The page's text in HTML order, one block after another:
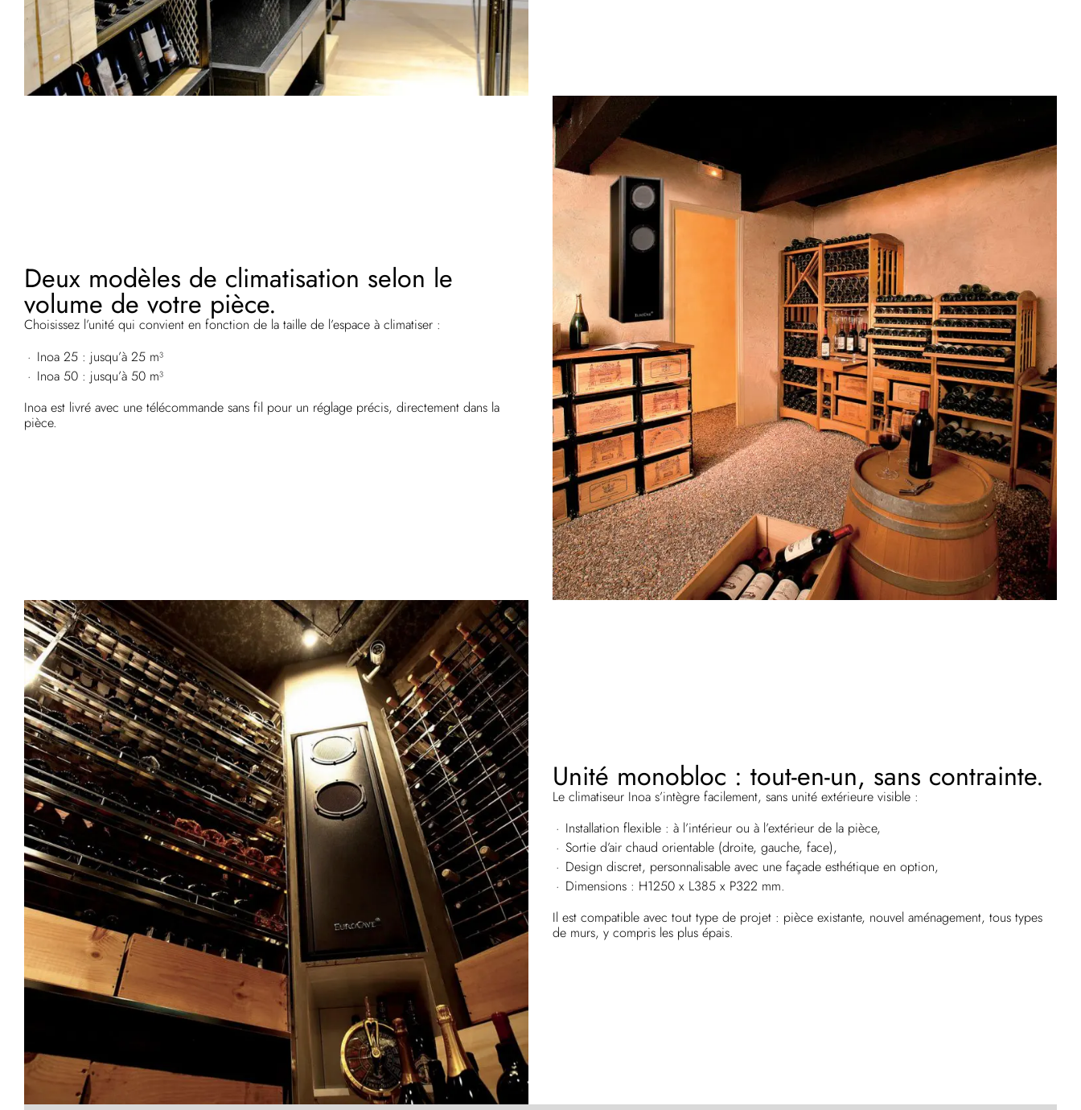
Deux modèles de climatisation selon le
volume de votre pièce.
Choisissez l’unité qui convient en fonction de la taille de l’espace à climatiser :
Inoa 25 : jusqu’à 25 m³
Inoa 50 : jusqu’à 50 m³
Inoa est livré avec une télécommande sans fil pour un réglage précis, directement dans la
pièce.
Unité monobloc : tout-en-un, sans contrainte.
Le climatiseur Inoa s’intègre facilement, sans unité extérieure visible :
Installation flexible : à l’intérieur ou à l’extérieur de la pièce,
Sortie d’air chaud orientable (droite, gauche, face),
Design discret, personnalisable avec une façade esthétique en option,
Dimensions : H1250 x L385 x P322 mm.
Il est compatible avec tout type de projet : pièce existante, nouvel aménagement, tous types
de murs, y compris les plus épais.